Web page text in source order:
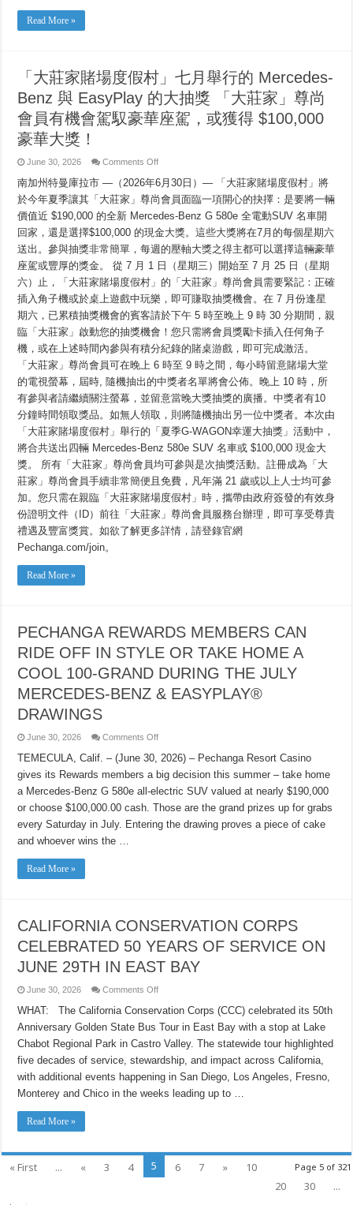
TIỀN
MẶT
TRONG
CÁC
ĐỢT
XỔ
BENZ
EASYPLAY®
THÁNG
BẢY
Read More »
「大莊家賭場度假村」七月舉行的 Mercedes-
Benz 與 EasyPlay 的大抽獎 「大莊家」尊尚
會員有機會駕馭豪華座駕，或獲得 $100,000
豪華大獎！
June 30, 2026 Comments Offon
莊
家
賭
場
度
假
村」
七
月
舉
行
的
Benz
與
EasyPlay
的
大
抽
獎
「大
莊
家」
尊
尚
會
員
有
會
駕
得
$100,000
豪
華
大
南加州特曼庫拉市 —（2026年6月30日）— 「大莊家賭場度假村」將
於今年夏季讓其「大莊家」尊尚會員面臨一項開心的抉擇：是要將一輛
價值近 $190,000 的全新 Mercedes-Benz G 580e 全電動SUV 名車開
回家，還是選擇$100,000 的現金大獎。這些大獎將在7月的每個星期六
送出。參與抽獎非常簡單，每週的壓軸大獎之得主都可以選擇這輛豪華
座駕或豐厚的獎金。 從 7 月 1 日（星期三）開始至 7 月 25 日（星期
六）止，「大莊家賭場度假村」的「大莊家」尊尚會員需要緊記：正確
插入角子機或於桌上遊戲中玩樂，即可賺取抽獎機會。在 7 月份逢星
期六，已累積抽獎機會的賓客請於下午 5 時至晚上 9 時 30 分期間，親
臨「大莊家」啟動您的抽獎機會！您只需將會員獎勵卡插入任何角子
機，或在上述時間內參與有積分紀錄的賭桌游戲，即可完成激活。
「大莊家」尊尚會員可在晚上 6 時至 9 時之間，每小時留意賭場大堂
的電視螢幕，屆時, 隨機抽出的中獎者名單將會公佈。晚上 10 時，所
有參與者請繼續關注螢幕，並留意當晚大獎抽獎的廣播。中獎者有10
分鐘時間領取獎品。如無人領取，則將隨機抽出另一位中獎者。本次由
「大莊家賭場度假村」舉行的「夏季G-WAGON幸運大抽獎」活動中，
將合共送出四輛 Mercedes-Benz 580e SUV 名車或 $100,000 現金大
獎。 所有「大莊家」尊尚會員均可參與是次抽獎活動。註冊成為「大
莊家」尊尚會員手續非常簡便且免費，凡年滿 21 歲或以上人士均可參
加。您只需在親臨「大莊家賭場度假村」時，攜帶由政府簽發的有效身
份證明文件（ID）前往「大莊家」尊尚會員服務台辦理，即可享受尊貴
禮遇及豐富獎賞。如欲了解更多詳情，請登錄官網
Pechanga.com/join。
Read More »
PECHANGA REWARDS MEMBERS CAN
RIDE OFF IN STYLE OR TAKE HOME A
COOL 100-GRAND DURING THE JULY
MERCEDES-BENZ & EASYPLAY®
DRAWINGS
June 30, 2026 Comments Offon
REWARDS
MEMBERS
CAN
RIDE
OFF
IN
STYLE
OR
TAKE
BENZ
EASYPLAY®
DRAWINGS
TEMECULA, Calif. – (June 30, 2026) – Pechanga Resort Casino
gives its Rewards members a big decision this summer – take home
a Mercedes-Benz G 580e all-electric SUV valued at nearly $190,000
or choose $100,000.00 cash. Those are the grand prizes up for grabs
every Saturday in July. Entering the drawing proves a piece of cake
and whoever wins the …
Read More »
CALIFORNIA CONSERVATION CORPS
CELEBRATED 50 YEARS OF SERVICE ON
JUNE 29TH IN EAST BAY
June 30, 2026 Comments Offon
CONSERVATION
CORPS
CELEBRATED
YEARS
OF
SERVICE
ON
JUNE
29TH
WHAT: The California Conservation Corps (CCC) celebrated its 50th
Anniversary Golden State Bus Tour in East Bay with a stop at Lake
Chabot Regional Park in Castro Valley. The statewide tour highlighted
five decades of service, stewardship, and impact across California,
with additional events happening in San Diego, Los Angeles, Fresno,
Monterey and Chico in the weeks leading up to …
Read More »
Page 5 of 321
« First ... « 3 4 5 6 7 »
10
20
30
...